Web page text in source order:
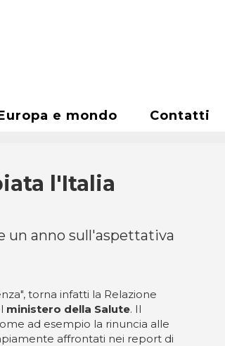
e mondo Contatti
l'Italia
un anno sull'aspettativa
torna infatti la Relazione
ministero della Salute. Il
ad esempio la rinuncia alle
affrontati nei report di